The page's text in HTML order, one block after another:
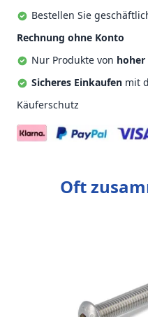
Bestellen Sie
Rechnung ohne Konto
Nur Produkte von
Sicheres Einkaufen mit
Käuferschutz
Oft